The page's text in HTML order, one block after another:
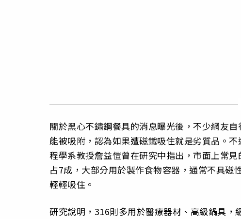
關於黑心不鏽鋼餐具的消息曝光後，不少網友
能被吸附，認為如果遭磁鐵吸住就是劣質品。
程學系教授詹益愷曾在研究中指出，市面上常
占7成，大部分用於製作食物容器，通常不具
輕輕吸住。
研究說明，316則多用於醫療器材、高級鍋具